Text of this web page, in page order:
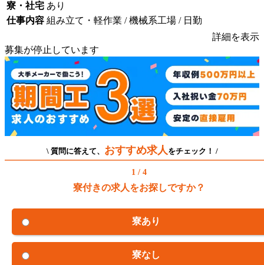
寮・社宅 あり
仕事内容 組み立て・軽作業 / 機械系工場 / 日勤
詳細を表示
募集が停止しています
\ 質問に答えて、 おすすめ求人 をチェック！ /
1 / 4
寮付きの求人をお探しですか？
寮あり
寮なし